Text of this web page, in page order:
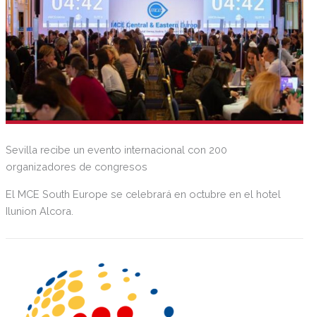
Sevilla recibe un evento internacional con 200
organizadores de congresos
El MCE South Europe se celebrará en octubre en el hotel
Ilunion Alcora.